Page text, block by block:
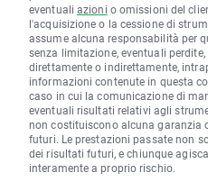
eventuali azioni o omissioni del
l'acquisizione o la cessione di
assume alcuna responsabilità per
senza limitazione, eventuali
direttamente o indirettamente,
informazioni contenute in questa
caso in cui la comunicazione di
eventuali risultati relativi agli
non costituiscono alcuna garanzia
futuri. Le prestazioni passate non
dei risultati futuri, e chiunque
interamente a proprio rischio.